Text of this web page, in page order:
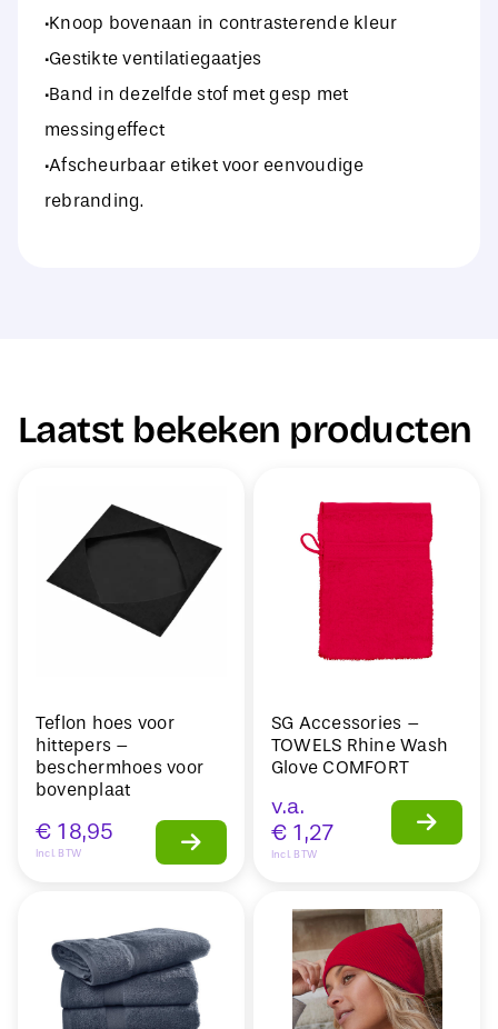
·Knoop bovenaan in contrasterende kleur
·Gestikte ventilatiegaatjes
·Band in dezelfde stof met gesp met
messingeffect
·Afscheurbaar etiket voor eenvoudige
rebranding.
Laatst bekeken producten
Teflon hoes voor
hittepers –
beschermhoes voor
bovenplaat
€ 18,95
Incl. BTW
SG Accessories –
TOWELS Rhine Wash
Glove COMFORT
v.a.
€ 1,27
Incl. BTW